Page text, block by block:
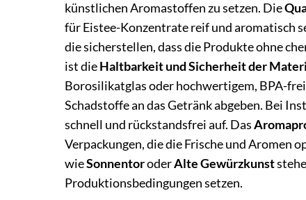
künstlichen Aromastoffen zu setzen. Die
für Eistee-Konzentrate reif und aromatisch
die sicherstellen, dass die Produkte ohne
ist dieHaltbarkeit und Sicherheit der
Borosilikatglas oder hochwertigem, BPA-
Schadstoffe an das Getränk abgeben. Bei
schnell und rückstandsfrei auf. Das
Verpackungen, die die Frische und Aromen
wieSonnentoroderAlte Gewürzkunst
Produktionsbedingungen setzen.